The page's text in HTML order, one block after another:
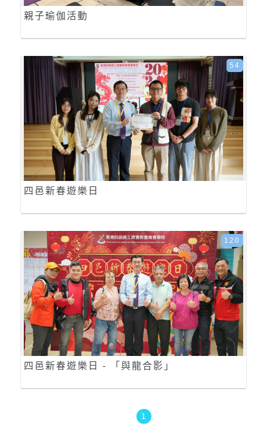
親子瑜伽活動
四邑新春遊樂日
54
四邑新春遊樂日 - 「與龍合影」
120
1